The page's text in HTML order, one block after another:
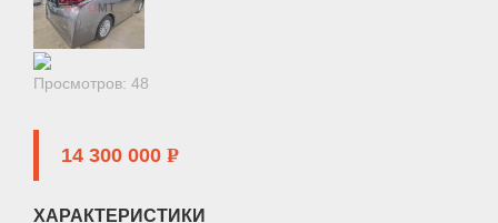
Просмотров: 48
14 300 000 P
ХАРАКТЕРИСТИКИ